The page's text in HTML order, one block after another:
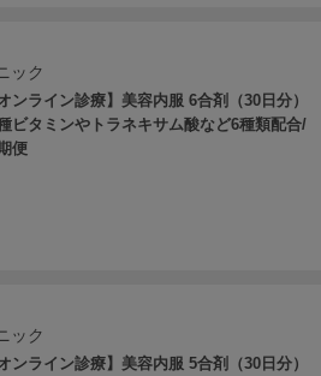
ック
オンライン診療】美容内服 6合剤（30日分）
ビタミンやトラネキサム酸など6種類配合/
便
ック
オンライン診療】美容内服 5合剤（30日分）